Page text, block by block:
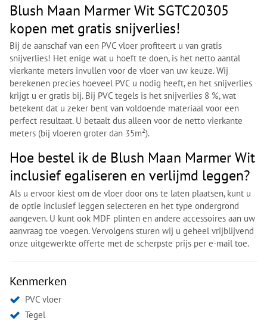
Blush Maan Marmer Wit SGTC20305
kopen met gratis snijverlies!
Bij de aanschaf van een PVC vloer profiteert u van gratis
snijverlies! Het enige wat u hoeft te doen, is het netto aantal
vierkante meters invullen voor de vloer van uw keuze. Wij
berekenen precies hoeveel PVC u nodig heeft, en het snijverlies
krijgt u er gratis bij. Bij PVC tegels is het snijverlies 8 %, wat
betekent dat u zeker bent van voldoende materiaal voor een
perfect resultaat. U betaalt dus alleen voor de netto vierkante
meters (bij vloeren groter dan 35m²).
Hoe bestel ik de Blush Maan Marmer Wit
inclusief egaliseren en verlijmd leggen?
Als u ervoor kiest om de vloer door ons te laten plaatsen, kunt u
de optie inclusief leggen selecteren en het type ondergrond
aangeven. U kunt ook MDF plinten en andere accessoires aan uw
aanvraag toe voegen. Vervolgens sturen wij u geheel vrijblijvend
onze uitgewerkte offerte met de scherpste prijs per e-mail toe.
Kenmerken
PVC vloer
Tegel